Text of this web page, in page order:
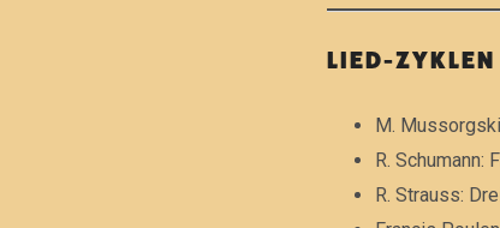
LIED-ZYKLEN
M.
R. Schumann:
R. Strauss: